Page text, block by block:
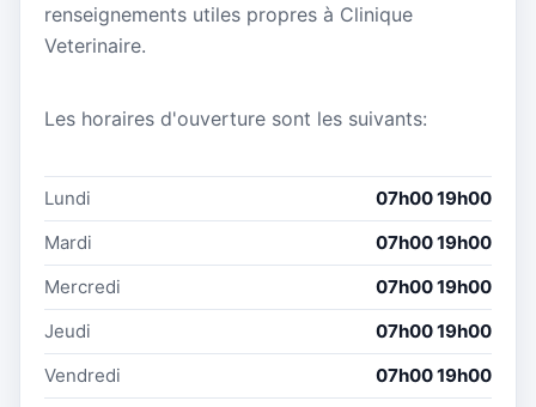
renseignements utiles propres à Clinique
Veterinaire.
Les horaires d'ouverture sont les suivants:
Lundi
07h00 19h00
Mardi
07h00 19h00
Mercredi
07h00 19h00
Jeudi
07h00 19h00
Vendredi
07h00 19h00